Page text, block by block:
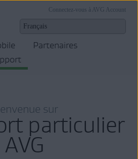
Connectez-vous à AVG Account
Partenaires
sur
particulier
AVG